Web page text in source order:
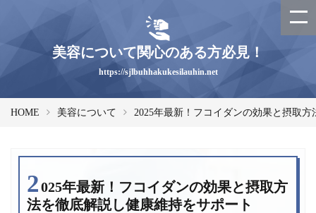
美容について関心のある方必見！
https://sjlbuhhakukesilauhin.net
HOME 美容について 2025年最新！フコイダンの効果と摂取
2025年最新！フコイダンの効果と摂取方
法を徹底解説し健康維持をサポート